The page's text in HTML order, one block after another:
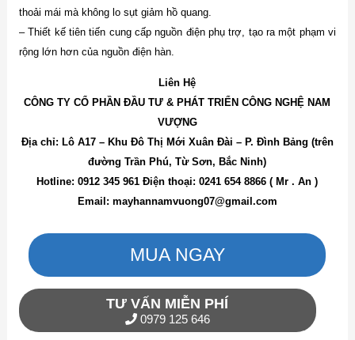
thoải mái mà không lo sụt giảm hồ quang.
– Thiết kế tiên tiến cung cấp nguồn điện phụ trợ, tạo ra một phạm vi
rộng lớn hơn của nguồn điện hàn.
Liên Hệ
CÔNG TY CỔ PHẦN ĐẦU TƯ & PHÁT TRIỂN CÔNG NGHỆ NAM
VƯỢNG
Địa chỉ: Lô A17 – Khu Đô Thị Mới Xuân Đài – P. Đình Bảng (trên
đường Trần Phú, Từ Sơn, Bắc Ninh)
Hotline: 0912 345 961 Điện thoại: 0241 654 8866 ( Mr . An )
Email: mayhannamvuong07@gmail.com
MUA NGAY
TƯ VẤN MIỄN PHÍ
0979 125 646